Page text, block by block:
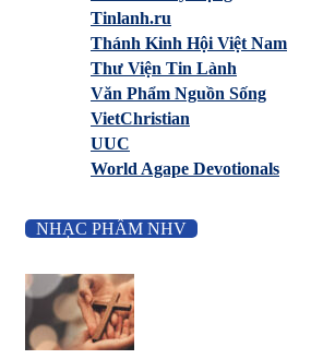
Tinlanh.ru
Thánh Kinh Hội Việt Nam
Thư Viện Tin Lành
Văn Phẩm Nguồn Sống
VietChristian
UUC
World Agape Devotionals
NHẠC PHẨM NHV